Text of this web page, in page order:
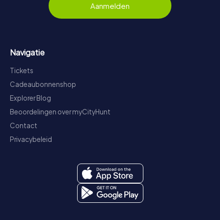
Aanmelden
Navigatie
Tickets
Cadeaubonnenshop
Explorer Blog
Beoordelingen over myCityHunt
Contact
Privacybeleid